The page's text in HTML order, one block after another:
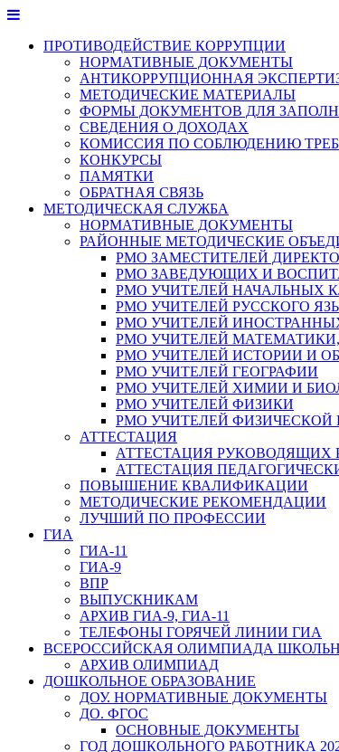
Перейти
содержимому
ПРОТИВОДЕЙСТВИЕ КОРРУПЦИИ
НОРМАТИВНЫЕ ДОКУМЕНТЫ
АНТИКОРРУПЦИОННАЯ
МЕТОДИЧЕСКИЕ МАТЕРИАЛЫ
ФОРМЫ ДОКУМЕНТОВ ДЛЯ
СВЕДЕНИЯ О ДОХОДАХ
КОМИССИЯ ПО СОБЛЮДЕНИЮ
КОНКУРСЫ
ПАМЯТКИ
ОБРАТНАЯ СВЯЗЬ
МЕТОДИЧЕСКАЯ СЛУЖБА
НОРМАТИВНЫЕ ДОКУМЕНТЫ
РАЙОННЫЕ МЕТОДИЧЕСКИЕ
РМО ЗАМЕСТИТЕЛЕЙ
РМО ЗАВЕДУЮЩИХ И
РМО УЧИТЕЛЕЙ НАЧАЛЬНЫХ
РМО УЧИТЕЛЕЙ РУССКОГО
РМО УЧИТЕЛЕЙ
РМО УЧИТЕЛЕЙ
РМО УЧИТЕЛЕЙ ИСТОРИИ И
РМО УЧИТЕЛЕЙ ГЕОГРАФИИ
РМО УЧИТЕЛЕЙ ХИМИИ И
РМО УЧИТЕЛЕЙ ФИЗИКИ
РМО УЧИТЕЛЕЙ ФИЗИЧЕСКОЙ
АТТЕСТАЦИЯ
АТТЕСТАЦИЯ РУКОВОДЯЩИХ
АТТЕСТАЦИЯ
ПОВЫШЕНИЕ КВАЛИФИКАЦИИ
МЕТОДИЧЕСКИЕ РЕКОМЕНДАЦИИ
ЛУЧШИЙ ПО ПРОФЕССИИ
ГИА
ГИА-11
ГИА-9
ВПР
ВЫПУСКНИКАМ
АРХИВ ГИА-9, ГИА-11
ТЕЛЕФОНЫ ГОРЯЧЕЙ ЛИНИИ ГИА
ВСЕРОССИЙСКАЯ ОЛИМПИАДА
АРХИВ ОЛИМПИАД
ДОШКОЛЬНОЕ ОБРАЗОВАНИЕ
ДОУ. НОРМАТИВНЫЕ ДОКУМЕНТЫ
ДО. ФГОС
ОСНОВНЫЕ ДОКУМЕНТЫ
ГОД ДОШКОЛЬНОГО РАБОТНИКА